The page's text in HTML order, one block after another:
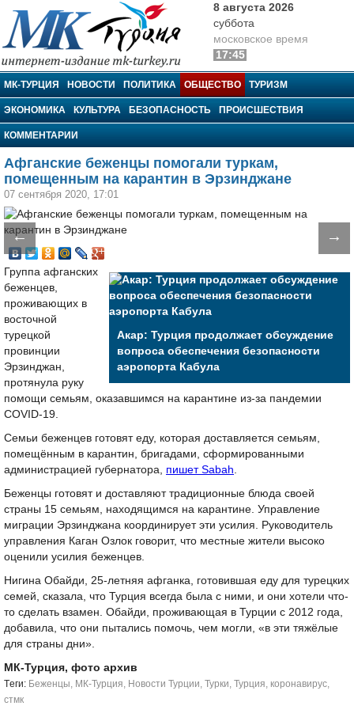
МК-Турция
8 августа 2026
суббота
московское время
17:45
МК-ТУРЦИЯ НОВОСТИ ПОЛИТИКА ОБЩЕСТВО ТУРИЗМ
ЭКОНОМИКА КУЛЬТУРА БЕЗОПАСНОСТЬ ПРОИСШЕСТВИЯ
КОММЕНТАРИИ
Афганские беженцы помогали туркам,
помещенным на карантин в Эрзинджане
07 сентября 2020, 17:01
← →
Акар: Турция продолжает обсуждение
вопроса обеспечения безопасности
аэропорта Кабула
Группа афганских
беженцев,
проживающих в
восточной
турецкой
провинции
Эрзинджан,
протянула руку
помощи семьям, оказавшимся на карантине из-за пандемии
COVID-19.
Семьи беженцев готовят еду, которая доставляется семьям,
помещённым в карантин, бригадами, сформированными
администрацией губернатора, пишет Sabah.
Беженцы готовят и доставляют традиционные блюда своей
страны 15 семьям, находящимся на карантине. Управление
миграции Эрзинджана координирует эти усилия. Руководитель
управления Каган Озлок говорит, что местные жители высоко
оценили усилия беженцев.
Нигина Обайди, 25-летняя афганка, готовившая еду для турецких
семей, сказала, что Турция всегда была с ними, и они хотели что-
то сделать взамен. Обайди, проживающая в Турции с 2012 года,
добавила, что они пытались помочь, чем могли, «в эти тяжёлые
для страны дни».
МК-Турция, фото архив
Tеги: Беженцы, МК-Турция, Новости Турции, Турки, Турция, коронавирус,
стмк